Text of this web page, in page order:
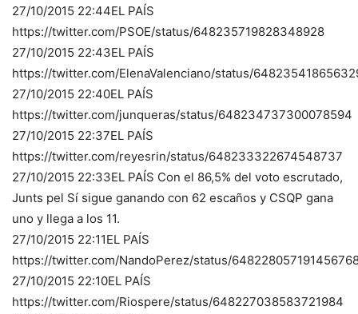
27/10/2015 22:44EL PAÍS
https://twitter.com/PSOE/status/648235719828348928
27/10/2015 22:43EL PAÍS
https://twitter.com/ElenaValenciano/status/
27/10/2015 22:40EL PAÍS
https://twitter.com/junqueras/status/648234737300078594
27/10/2015 22:37EL PAÍS
https://twitter.com/reyesrin/status/648233322674548737
27/10/2015 22:33EL PAÍS Con el 86,5% del voto escrutado,
Junts pel Sí sigue ganando con 62 escaños y CSQP gana
uno y llega a los 11.
27/10/2015 22:11EL PAÍS
https://twitter.com/NandoPerez/status/
27/10/2015 22:10EL PAÍS
https://twitter.com/Riospere/status/648227038583721984